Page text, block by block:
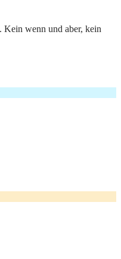
Kein wenn und aber, kein